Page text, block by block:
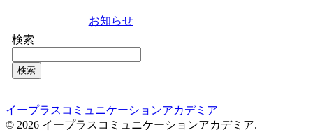
お知らせ
検索
検索
イープラスコミュニケーションアカデミア
© 2026 イープラスコミュニケーションアカデミア.